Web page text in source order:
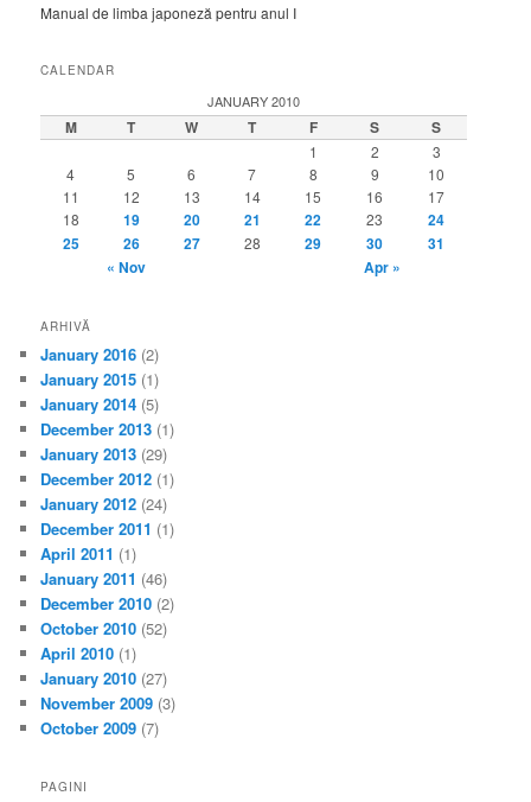
Manual de limba japoneză pentru anul I
CALENDAR
JANUARY 2010
M T W T F S S
1 2
3
4
5 6 7 8 9
10
11
12 13 14 15 16
17
18
19 20 21 22 23
24
25
26 27 28 29 30
31
« Nov
Apr »
ARHIVĂ
January 2016 (2)
January 2015 (1)
January 2014 (5)
December 2013 (1)
January 2013 (29)
December 2012 (1)
January 2012 (24)
December 2011 (1)
April 2011 (1)
January 2011 (46)
December 2010 (2)
October 2010 (52)
April 2010 (1)
January 2010 (27)
November 2009 (3)
October 2009 (7)
PAGINI